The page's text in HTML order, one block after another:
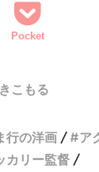
Pocket
こもる
行の洋画
ア
カリー監督